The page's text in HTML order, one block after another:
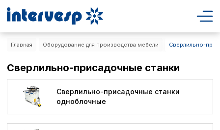
Главная Оборудование для производства мебели Сверлильно-
Сверлильно-присадочные станки
Сверлильно-присадочные станки
одноблочные